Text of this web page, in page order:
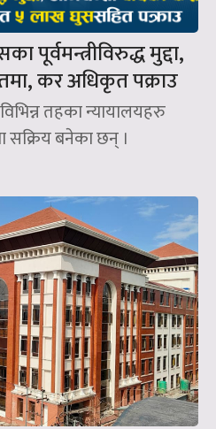
मुद्दा,
कर अधिकृत पक्राउ
तहका न्यायालयहरु
सक्रिय बनेका छन् ।